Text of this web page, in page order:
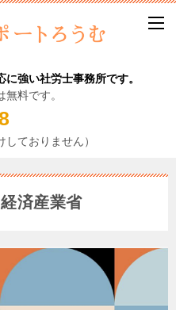
強い社労士事務所です。
料です。
しておりません）
済産業省